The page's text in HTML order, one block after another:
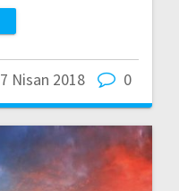
7 Nisan 2018 0